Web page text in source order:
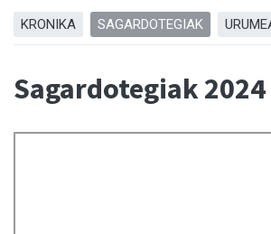
KRONIKA SAGARDOTEGIAK
Sagardotegiak 2024